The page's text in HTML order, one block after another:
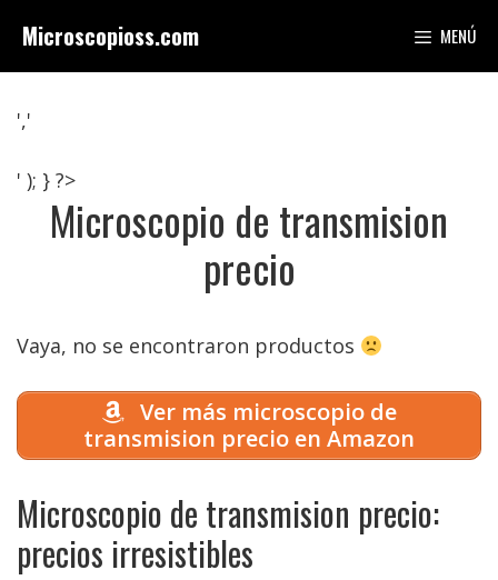
contenido
Microscopioss.com MENÚ
','
' ); } ?>
Microscopio de transmision
precio
Vaya, no se encontraron productos
Ver más microscopio de
transmision precio en Amazon
Microscopio de transmision precio:
precios irresistibles